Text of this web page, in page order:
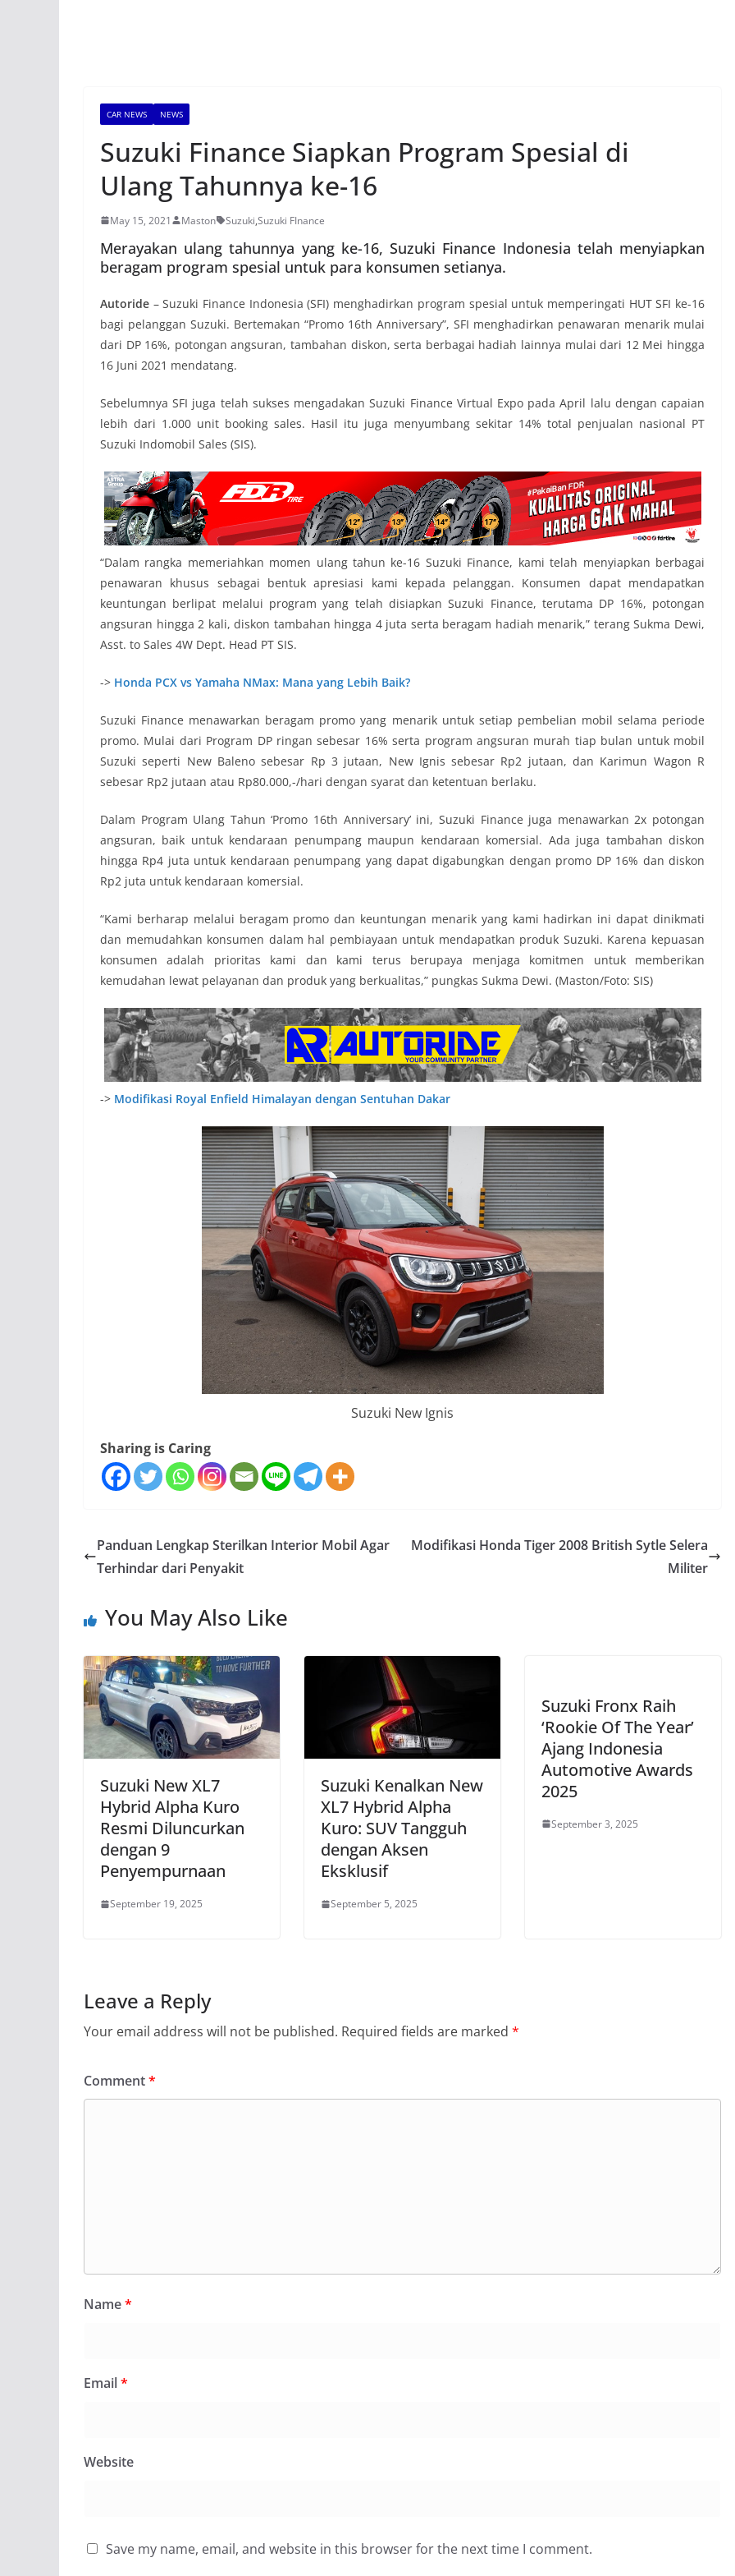
CAR NEWS NEWS
Suzuki Finance Siapkan Program Spesial di
Ulang Tahunnya ke-16
May 15, 2021 Maston Suzuki,Suzuki FInance
Merayakan ulang tahunnya yang ke-16, Suzuki Finance Indonesia telah menyiapkan
beragam program spesial untuk para konsumen setianya.
Autoride – Suzuki Finance Indonesia (SFI) menghadirkan program spesial untuk memperingati HUT SFI ke-16
bagi pelanggan Suzuki. Bertemakan “Promo 16th Anniversary”, SFI menghadirkan penawaran menarik mulai
dari DP 16%, potongan angsuran, tambahan diskon, serta berbagai hadiah lainnya mulai dari 12 Mei hingga
16 Juni 2021 mendatang.
Sebelumnya SFI juga telah sukses mengadakan Suzuki Finance Virtual Expo pada April lalu dengan capaian
lebih dari 1.000 unit booking sales. Hasil itu juga menyumbang sekitar 14% total penjualan nasional PT
Suzuki Indomobil Sales (SIS).
“Dalam rangka memeriahkan momen ulang tahun ke-16 Suzuki Finance, kami telah menyiapkan berbagai
penawaran khusus sebagai bentuk apresiasi kami kepada pelanggan. Konsumen dapat mendapatkan
keuntungan berlipat melalui program yang telah disiapkan Suzuki Finance, terutama DP 16%, potongan
angsuran hingga 2 kali, diskon tambahan hingga 4 juta serta beragam hadiah menarik,” terang Sukma Dewi,
Asst. to Sales 4W Dept. Head PT SIS.
-> Honda PCX vs Yamaha NMax: Mana yang Lebih Baik?
Suzuki Finance menawarkan beragam promo yang menarik untuk setiap pembelian mobil selama periode
promo. Mulai dari Program DP ringan sebesar 16% serta program angsuran murah tiap bulan untuk mobil
Suzuki seperti New Baleno sebesar Rp 3 jutaan, New Ignis sebesar Rp2 jutaan, dan Karimun Wagon R
sebesar Rp2 jutaan atau Rp80.000,-/hari dengan syarat dan ketentuan berlaku.
Dalam Program Ulang Tahun ‘Promo 16th Anniversary’ ini, Suzuki Finance juga menawarkan 2x potongan
angsuran, baik untuk kendaraan penumpang maupun kendaraan komersial. Ada juga tambahan diskon
hingga Rp4 juta untuk kendaraan penumpang yang dapat digabungkan dengan promo DP 16% dan diskon
Rp2 juta untuk kendaraan komersial.
“Kami berharap melalui beragam promo dan keuntungan menarik yang kami hadirkan ini dapat dinikmati
dan memudahkan konsumen dalam hal pembiayaan untuk mendapatkan produk Suzuki. Karena kepuasan
konsumen adalah prioritas kami dan kami terus berupaya menjaga komitmen untuk memberikan
kemudahan lewat pelayanan dan produk yang berkualitas,” pungkas Sukma Dewi. (Maston/Foto: SIS)
-> Modifikasi Royal Enfield Himalayan dengan Sentuhan Dakar
Suzuki New Ignis
Sharing is Caring
Panduan Lengkap Sterilkan Interior Mobil Agar
Terhindar dari Penyakit
Modifikasi Honda Tiger 2008 British Sytle Selera
Militer
You May Also Like
Suzuki New XL7
Hybrid Alpha Kuro
Resmi Diluncurkan
dengan 9
Penyempurnaan
September 19, 2025
Suzuki Kenalkan New
XL7 Hybrid Alpha
Kuro: SUV Tangguh
dengan Aksen
Eksklusif
September 5, 2025
Suzuki Fronx Raih
‘Rookie Of The Year’
Ajang Indonesia
Automotive Awards
2025
September 3, 2025
Leave a Reply
Your email address will not be published. Required fields are marked *
Comment*
Name*
Email*
Website
Save my name, email, and website in this browser for the next time I comment.